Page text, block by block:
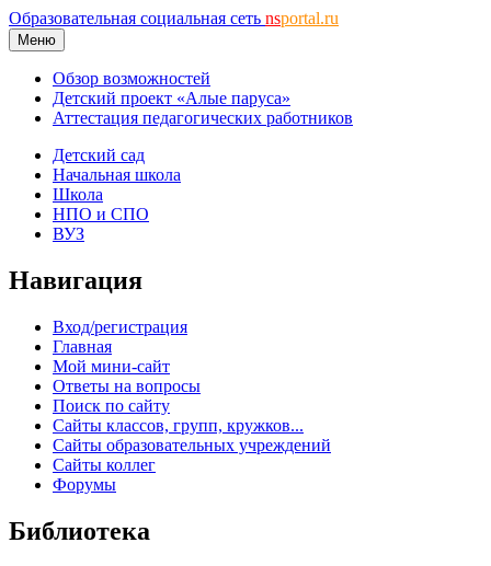
Образовательная социальная сеть nsportal.ru
Меню
Обзор возможностей
Детский проект «Алые паруса»
Аттестация педагогических работников
Детский сад
Начальная школа
Школа
НПО и СПО
ВУЗ
Навигация
Вход/регистрация
Главная
Мой мини-сайт
Ответы на вопросы
Поиск по сайту
Сайты классов, групп, кружков...
Сайты образовательных учреждений
Сайты коллег
Форумы
Библиотека